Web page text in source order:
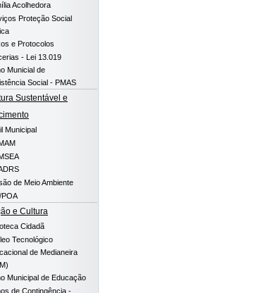
Acolhedora
Proteção Social
e Protocolos
- Lei 13.019
Municial de
Social - PMAS
Sustentável e
Municipal
de Meio Ambiente
POA
e Cultura
Cidadã
Tecnológico
de Medianeira
Municipal de Educação
de Contingência -